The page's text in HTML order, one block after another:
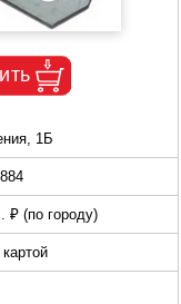
1Б
₽ (по городу)